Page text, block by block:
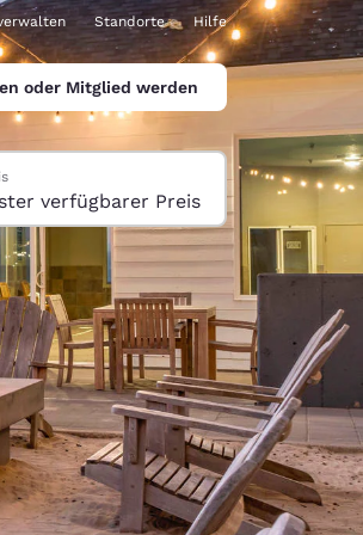
Standorte Hilfe
oder Mitglied werden
verfügbarer Preis